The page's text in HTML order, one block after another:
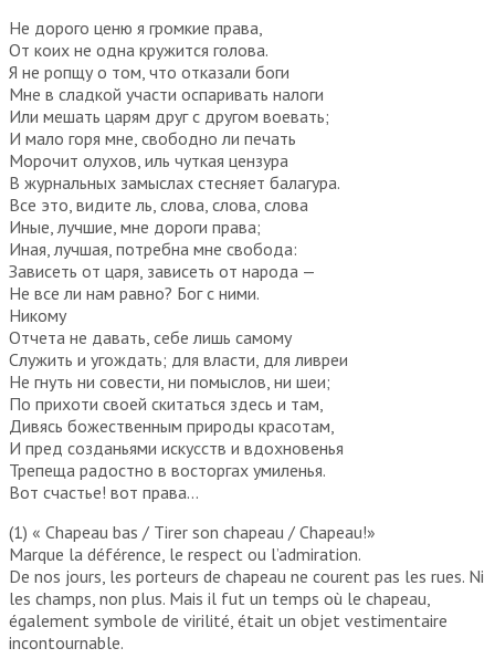
Не дорого ценю я громкие права,
От коих не одна кружится голова.
Я не ропщу о том, что отказали боги
Мне в сладкой участи оспаривать налоги
Или мешать царям друг с другом воевать;
И мало горя мне, свободно ли печать
Морочит олухов, иль чуткая цензура
В журнальных замыслах стесняет балагура.
Все это, видите ль, слова, слова, слова
Иные, лучшие, мне дороги права;
Иная, лучшая, потребна мне свобода:
Зависеть от царя, зависеть от народа —
Не все ли нам равно? Бог с ними.
Никому
Отчета не давать, себе лишь самому
Служить и угождать; для власти, для ливреи
Не гнуть ни совести, ни помыслов, ни шеи;
По прихоти своей скитаться здесь и там,
Дивясь божественным природы красотам,
И пред созданьями искусств и вдохновенья
Трепеща радостно в восторгах умиленья.
Вот счастье! вот права…
(1) « Chapeau bas / Tirer son chapeau / Chapeau!»
Marque la déférence, le respect ou l’admiration.
De nos jours, les porteurs de chapeau ne courent pas les rues. Ni
les champs, non plus. Mais il fut un temps où le chapeau,
également symbole de virilité, était un objet vestimentaire
incontournable.